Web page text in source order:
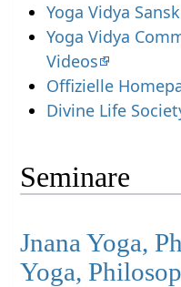
Yoga Vidya
Yoga Vidya
Videos
Offizielle
Divine Life
Seminare
Jnana Yoga,
Yoga,